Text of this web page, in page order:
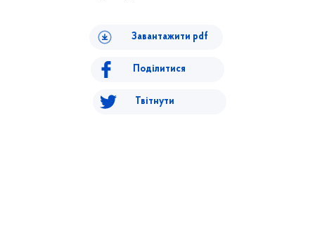
Завантажити pdf
Поділитися
Твітнути